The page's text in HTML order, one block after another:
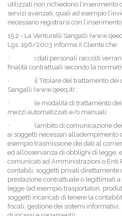
utilizzati non richiedono l’inserimento
servizi avanzati, quali ad esempio
necessario registrarsi con
15.2 - La Venturelli Sangalli
Lgs. 196/2003 informa il Cliente che:
·
i dati personali raccolti
finalità contrattuali secondo la
·
il Titolare del trattamento dei
Sangalli (www.qeeq.it) ;
·
le modalità di trattamento dei
mezzi automatizzati e/o manuali;
·
l’ambito di comunicazione
ai soggetti necessari
esempio trasmissione dei dati al
ed all’osservanza di obblighi di legge;
comunicati ad Amministrazioni o Enti
contabili, soggetti privati
prestazione contrattuale o legittimati
legge (ad esempio trasportatori,
soggetti incaricati di tenere la
fiscali, gestione dei sistemi